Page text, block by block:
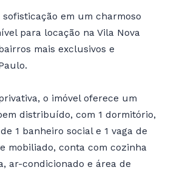
em um charmoso
para locação na Vila Nova
mais exclusivos e
o imóvel oferece um
distribuído, com 1 dormitório,
1 banheiro social e 1 vaga de
mobiliado, conta com cozinha
ar-condicionado e área de